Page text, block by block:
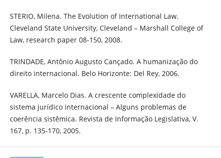
STERIO, Milena. The Evolution of International Law.
Cleveland State University, Cleveland – Marshall College of
Law, research paper 08-150, 2008.
TRINDADE, Antônio Augusto Cançado. A humanização do
direito internacional. Belo Horizonte: Del Rey, 2006.
VARELLA, Marcelo Dias. A crescente complexidade do
sistema jurídico internacional – Alguns problemas de
coerência sistêmica. Revista de Informação Legislativa, V.
167, p. 135-170, 2005.